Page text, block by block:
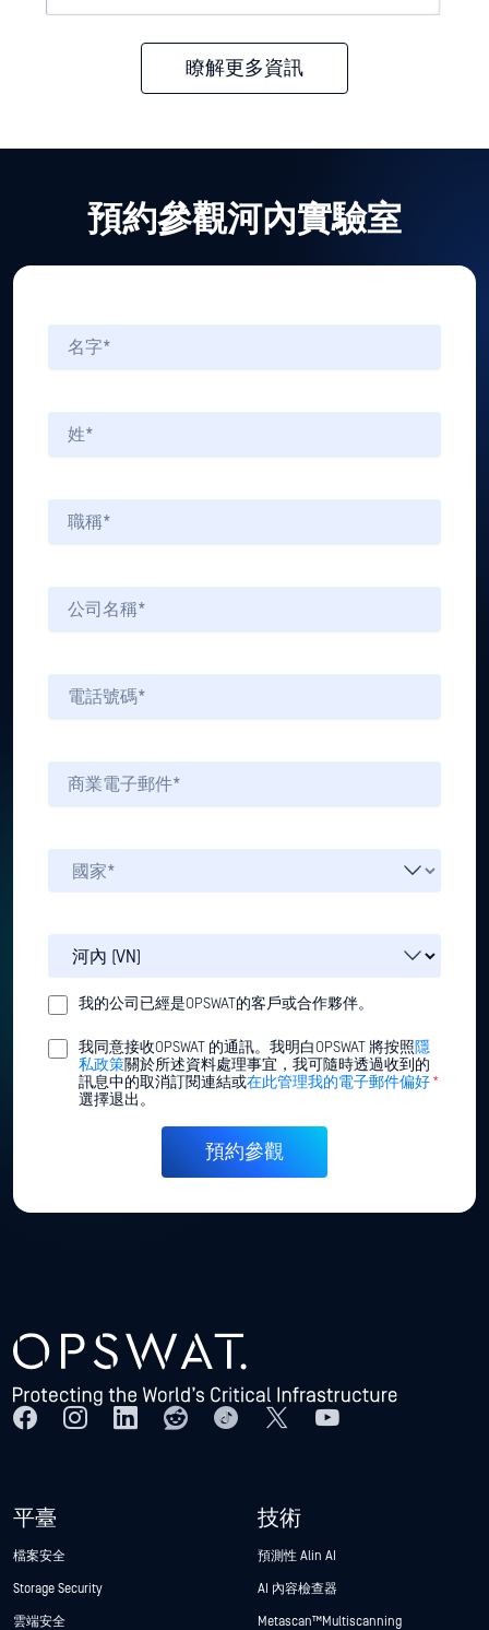
瞭解更多資訊
預約參觀河內實驗室
我的公司已經是OPSWAT的客戶或合作夥伴。
我同意接收OPSWAT 的通訊。我明白OPSWAT 將按照隱
私政策關於所述資料處理事宜，我可隨時透過收到的
訊息中的取消訂閱連結或在此管理我的電子郵件偏好*
選擇退出。
平臺
檔案安全
Storage Security
雲端安全
技術
預測性 Alin AI
AI 內容檢查器
Metascan™ Multiscanning